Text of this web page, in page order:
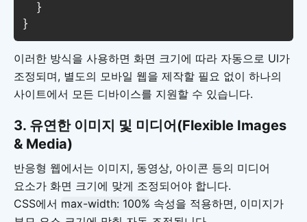
}
}
이러한 방식을 사용하면 화면 크기에 따라 자동으로 UI가
조정되며, 별도의 모바일 웹을 제작할 필요 없이 하나의
사이트에서 모든 디바이스를 지원할 수 있습니다.
3. 유연한 이미지 및 미디어(Flexible Images
& Media)
반응형 웹에서는 이미지, 동영상, 아이콘 등의 미디어
요소가 화면 크기에 맞게 조정되어야 합니다.
CSS에서 max-width: 100% 속성을 적용하면, 이미지가